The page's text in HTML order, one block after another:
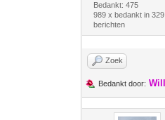
Bedankt: 475
989 x bedankt in 329
berichten
Zoek
Bedankt door: